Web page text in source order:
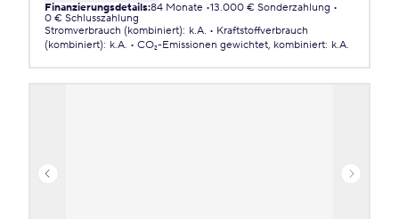
Finanzierungsdetails:84 Monate 13.000 € Sonderzahlung
0 € Schlusszahlung
Stromverbrauch (kombiniert): k.A.
Kraftstoffverbrauch
(kombiniert): k.A. CO₂-Emissionen gewichtet, kombiniert: k.A.